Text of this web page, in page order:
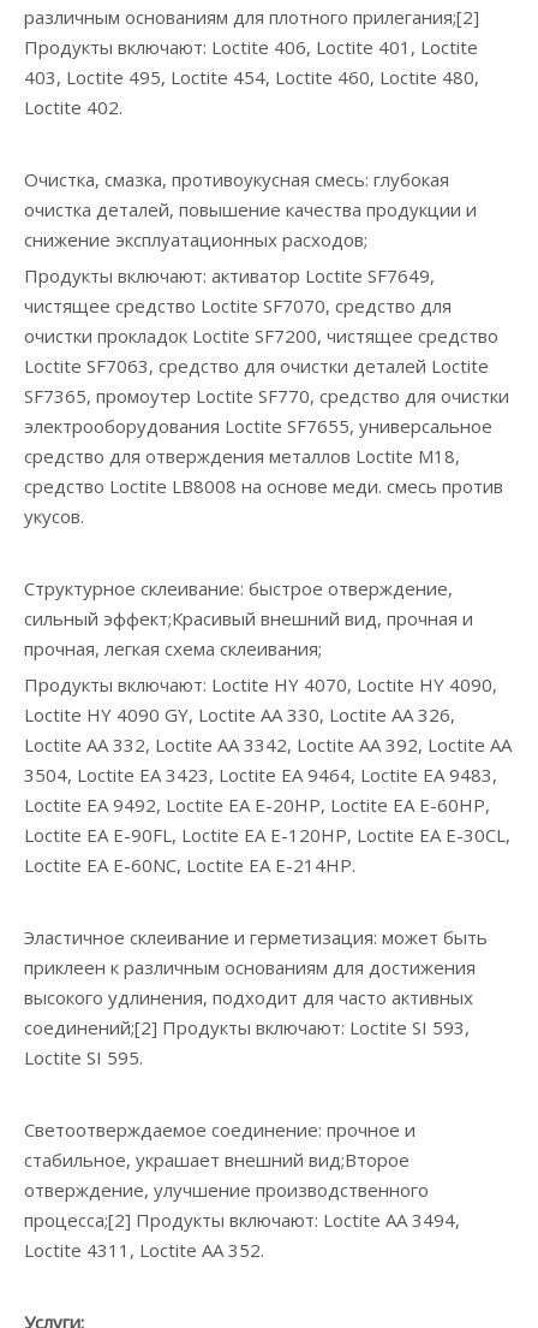
различным основаниям для плотного прилегания;[2]
Продукты включают: Loctite 406, Loctite 401, Loctite
403, Loctite 495, Loctite 454, Loctite 460, Loctite 480,
Loctite 402.
Очистка, смазка, противоукусная смесь: глубокая
очистка деталей, повышение качества продукции и
снижение эксплуатационных расходов;
Продукты включают: активатор Loctite SF7649,
чистящее средство Loctite SF7070, средство для
очистки прокладок Loctite SF7200, чистящее средство
Loctite SF7063, средство для очистки деталей Loctite
SF7365, промоутер Loctite SF770, средство для очистки
электрооборудования Loctite SF7655, универсальное
средство для отверждения металлов Loctite M18,
средство Loctite LB8008 на основе меди. смесь против
укусов.
Структурное склеивание: быстрое отверждение,
сильный эффект;Красивый внешний вид, прочная и
прочная, легкая схема склеивания;
Продукты включают: Loctite HY 4070, Loctite HY 4090,
Loctite HY 4090 GY, Loctite AA 330, Loctite AA 326,
Loctite AA 332, Loctite AA 3342, Loctite AA 392, Loctite AA
3504, Loctite EA 3423, Loctite EA 9464, Loctite EA 9483,
Loctite EA 9492, Loctite EA E-20HP, Loctite EA E-60HP,
Loctite EA E-90FL, Loctite EA E-120HP, Loctite EA E-30CL,
Loctite EA E-60NC, Loctite EA E-214HP.
Эластичное склеивание и герметизация: может быть
приклеен к различным основаниям для достижения
высокого удлинения, подходит для часто активных
соединений;[2] Продукты включают: Loctite SI 593,
Loctite SI 595.
Светоотверждаемое соединение: прочное и
стабильное, украшает внешний вид;Второе
отверждение, улучшение производственного
процесса;[2] Продукты включают: Loctite AA 3494,
Loctite 4311, Loctite AA 352.
Услуги: